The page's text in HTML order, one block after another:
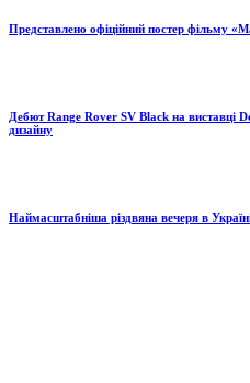
Представлено офіційний постер фільму
Дебют Range Rover SV Black на виставці
дизайну
Наймасштабніша різдвяна вечеря в